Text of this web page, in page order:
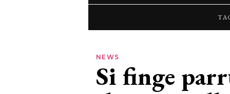
NEWS
Si finge